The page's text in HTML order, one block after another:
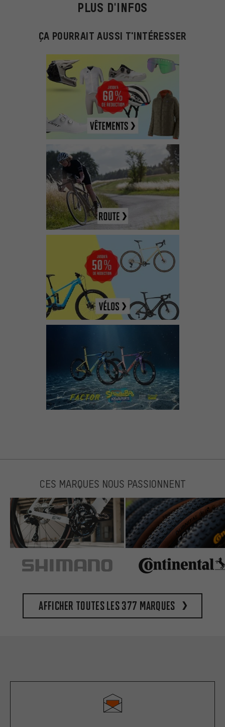
PLUS D'INFOS
ÇA POURRAIT AUSSI T'INTÉRESSER
CES MARQUES NOUS PASSIONNENT
Afficher toutes les 377 marques